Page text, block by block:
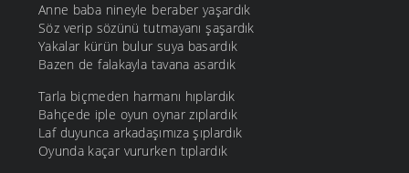
Anne baba nineyle beraber yaşardık
Söz verip sözünü tutmayanı şaşardık
Yakalar kürün bulur suya basardık
Bazen de falakayla tavana asardık
Tarla biçmeden harmanı hıplardık
Bahçede iple oyun oynar zıplardık
Laf duyunca arkadaşımıza şıplardık
Oyunda kaçar vururken tıplardık